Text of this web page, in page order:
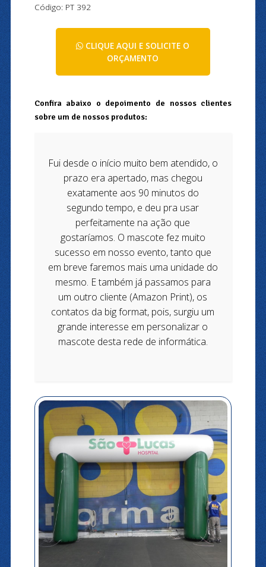
Código: PT 392
CLIQUE AQUI E SOLICITE O
ORÇAMENTO
Confira abaixo o depoimento de nossos clientes
sobre um de nossos produtos:
Fui desde o início muito bem atendido, o
prazo era apertado, mas chegou
exatamente aos 90 minutos do
segundo tempo, e deu pra usar
perfeitamente na ação que
gostaríamos. O mascote fez muito
sucesso em nosso evento, tanto que
em breve faremos mais uma unidade do
mesmo. E também já passamos para
um outro cliente (Amazon Print), os
contatos da big format, pois, surgiu um
grande interesse em personalizar o
mascote desta rede de informática.